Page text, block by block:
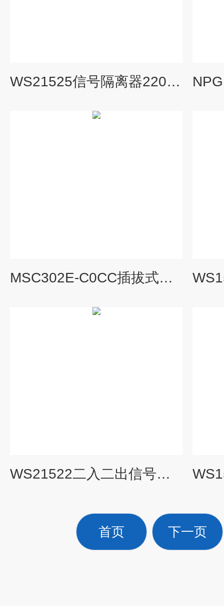
WS21525信号隔离器220V分配转换模块隔离栅
MSC302E-C0CC插拔式信号配电隔离器一入二出
WS21522二入二出信号隔离4-20mA转0-10V
首页 下一页